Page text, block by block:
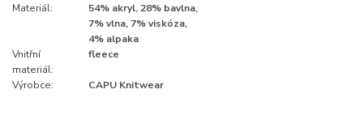
Materiál:
54% akryl, 28% bavlna,
7% vlna, 7% viskóza,
4% alpaka
Vnitřní
materiál:
fleece
Výrobce: CAPU Knitwear